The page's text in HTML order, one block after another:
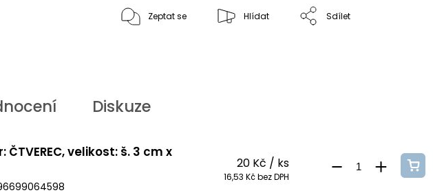
Zeptat se Hlídat Sdílet
Diskuze
ČTVEREC, velikost: š. 3 cm x
20 Kč / ks
16,53 Kč bez DPH